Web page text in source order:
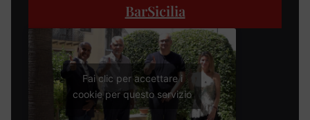
BarSicilia
Fai clic per accettare i
cookie per questo servizio